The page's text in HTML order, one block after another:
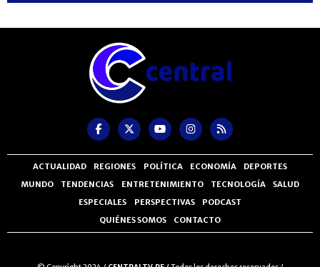
ACTUALIDAD REGIONES POLÍTICA ECONOMÍA
DEPORTES
MUNDO
TENDENCIAS ENTRETENIMIENTO TECNOLOGÍA
SALUD
ESPECIALES
PERSPECTIVAS
PODCAST
QUIÉNES SOMOS
CONTACTO